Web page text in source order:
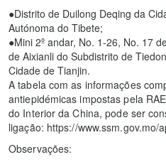
●Distrito de Duilong Deqing da
Autónoma do Tibete;
●Mini 2º andar, No. 1-26, No. 17
de Aixianli do Subdistrito de
Cidade de Tianjin.
A tabela com as informações
antiepidémicas impostas pela
do Interior da China, pode ser
ligação: https://www.ssm.gov.mo/
Observações: